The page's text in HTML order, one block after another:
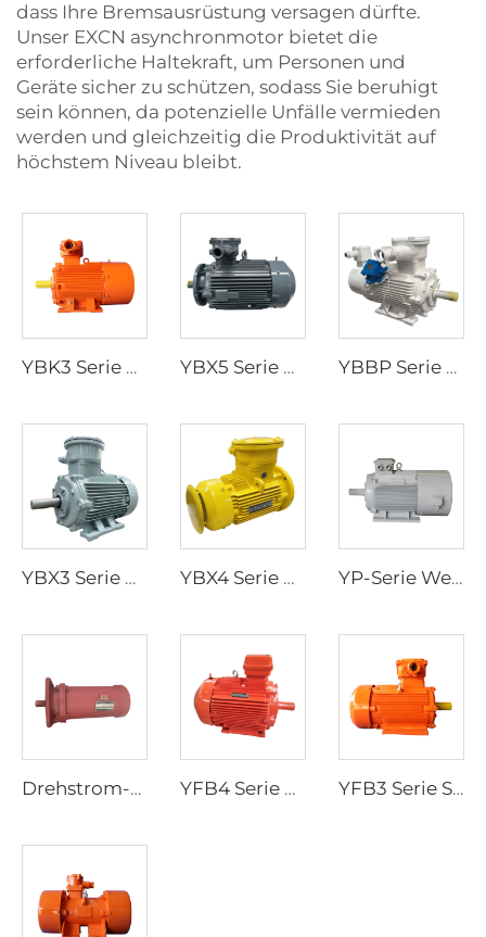
dass Ihre Bremsausrüstung versagen dürfte.
Unser EXCN asynchronmotor bietet die
erforderliche Haltekraft, um Personen und
Geräte sicher zu schützen, sodass Sie beruhigt
sein können, da potenzielle Unfälle vermieden
werden und gleichzeitig die Produktivität auf
höchstem Niveau bleibt.
YBK3 Serie Explosionsgeschützte Drehstrom-Asynchronmotoren für unterirdische Kohlebergwerke YBX5 Serie Hochleistungs-Explosionsgeschützter Drehstrom-Asynchronmotor mit Niederspannung YBBP Serie Explossionsgeschützter frequenzgeregelter Drehstrom-Asynchronmotor
YBX3 Serie Hochleistungs-Explosionsgeschützte Drehstrom-Asynchronmotoren YBX4 Serie Hochleistungs-Explosionsgeschützter Drehstrom-Asynchronmotor mit Niederspannung YP-Serie Wechselrichter-geregelte Drehzahl-Dreiphasen-Asynchronmotor
Drehstrom-Asynchronmotor für elektrische Stellantriebe der YBDF2 Serie YFB4 Serie Hochleistungs-Staubexplosionsgeschützter Drehstrom-Asynchronmotor mit Niederspannung YFB3 Serie Staubexplosionsgeschützte Drehstrom-Asynchronmotoren